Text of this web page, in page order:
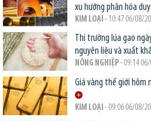
xu hướng phân hóa duy
KIM LOẠI - 10:47 06/08/
Thị trường lúa gạo
nguyên liệu và xuất
NÔNG NGHIỆP- 09:14
Giá vàng thế giới hôm
KIM LOẠI - 09:06 06/08/